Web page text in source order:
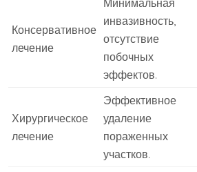
Консервативное
лечение
Минимальная
инвазивность,
отсутствие
побочных
эффектов.
Хирургическое
лечение
Эффективное
удаление
пораженных
участков.